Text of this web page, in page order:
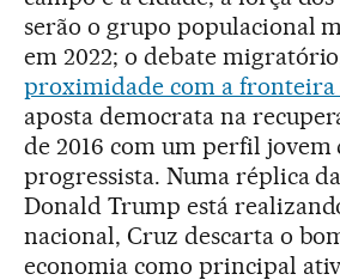
serão o grupo populacional
em 2022; o debate
proximidade com a fronteira
aposta democrata na
de 2016 com um perfil jovem
progressista. Numa réplica
Donald Trump está
nacional, Cruz descarta o
economia como principal